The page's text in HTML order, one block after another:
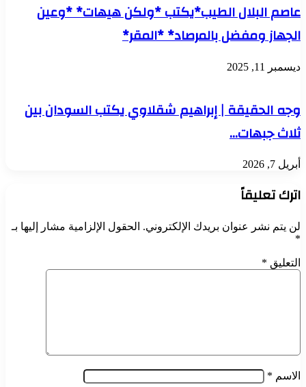
عاصم البلال الطيب*يكتب *ولكن هيهات* *وعين
الجهاز ومفضل بالمرصاد* *المقر*
ديسمبر 11, 2025
وجه الحقيقة | إبراهيم شقلاوي يكتب السودان بين
ثلاث جبهات…
أبريل 7, 2026
اترك تعليقاً
لن يتم نشر عنوان بريدك الإلكتروني. الحقول الإلزامية مشار إليها بـ
*
التعليق *
الاسم *